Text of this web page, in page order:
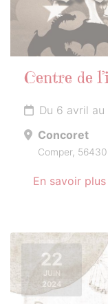
Centre de
Du 6 avril
Concoret
Comper,
En savoir plus
22
JUIN
2024